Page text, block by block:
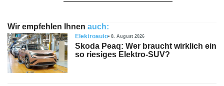
Wir empfehlen Ihnen auch:
Elektroauto 8. August 2026
Skoda Peaq: Wer braucht wirklich ein
so riesiges Elektro-SUV?